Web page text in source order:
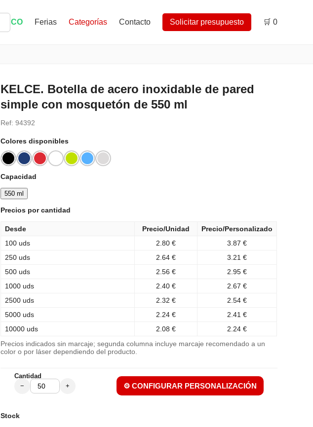
ECO Ferias Categorías Contacto Solicitar presupuesto 🛒 0
KELCE. Botella de acero inoxidable de pared
simple con mosquetón de 550 ml
Ref: 94392
Colores disponibles
Capacidad
550 ml
Precios por cantidad
Desde Precio/Unidad
Precio/Personalizado
100 uds
2.80 €
3.87 €
250 uds
2.64 €
3.21 €
500 uds
2.56 €
2.95 €
1000 uds
2.40 €
2.67 €
2500 uds
2.32 €
2.54 €
5000 uds
2.24 €
2.41 €
10000 uds
2.08 € 2.24 €
Precios indicados sin marcaje; segunda columna incluye marcaje recomendado a un
color o por láser dependiendo del producto.
Cantidad
− + ⚙️ CONFIGURAR PERSONALIZACIÓN
Stock